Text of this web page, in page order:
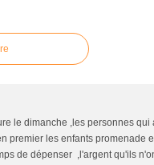
le dimanche ,les personnes
premier les enfants promenade
de dépenser ,l'argent qu'ils